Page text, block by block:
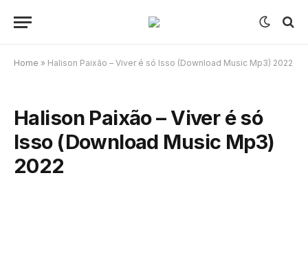
Home » Halison Paixão – Viver é só Isso (Download Music Mp3) 2022
Halison Paixão – Viver é só
Isso (Download Music Mp3)
2022